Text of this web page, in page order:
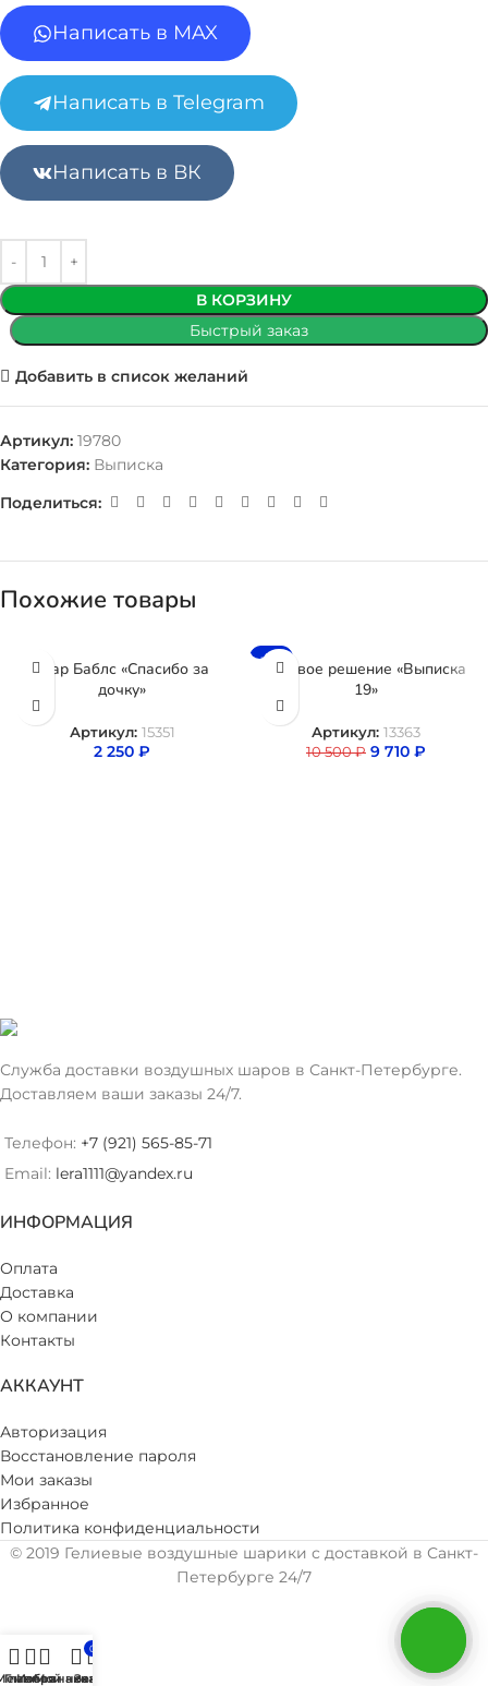
Написать в MAX
Написать в Telegram
Написать в ВК
В КОРЗИНУ
Быстрый заказ
Добавить в список желаний
Артикул: 19780
Категория: Выписка
Поделиться:
Похожие товары
Шар Баблс «Спасибо за
дочку»
Артикул: 15351
2 250 ₽
-8%
Готовое решение «Выписка
19»
Артикул: 13363
10 500₽ 9 710 ₽
Служба доставки воздушных шаров в Санкт-Петербурге.
Доставляем ваши заказы 24/7.
Телефон: +7 (921) 565-85-71
Email: lera1111@yandex.ru
ИНФОРМАЦИЯ
Оплата
Доставка
О компании
Контакты
АККАУНТ
Авторизация
Восстановление пароля
Мои заказы
Избранное
Политика конфиденциальности
© 2019 Гелиевые воздушные шарики с доставкой в Санкт-
Петербурге 24/7
Главная
Избранное
Мой аккаунт
0
Заказ